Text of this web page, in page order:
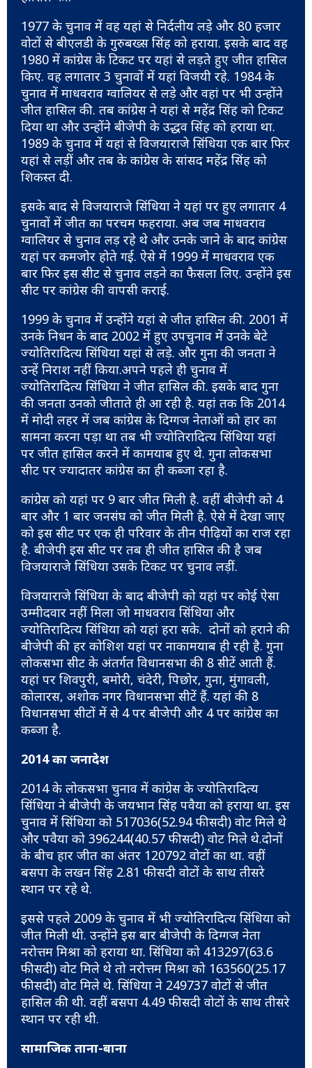
1977 के चुनाव में वह यहां से निर्दलीय लड़े और 80 हजार
वोटों से बीएलडी के गुरुबख्स सिंह को हराया. इसके बाद वह
1980 में कांग्रेस के टिकट पर यहां से लड़ते हुए जीत हासिल
किए. वह लगातार 3 चुनावों में यहां विजयी रहे. 1984 के
चुनाव में माधवराव ग्वालियर से लड़े और वहां पर भी उन्होंने
जीत हासिल की. तब कांग्रेस ने यहां से महेंद्र सिंह को टिकट
दिया था और उन्होंने बीजेपी के उद्धव सिंह को हराया था.
1989 के चुनाव में यहां से विजयाराजे सिंधिया एक बार फिर
यहां से लड़ीं और तब के कांग्रेस के सांसद महेंद्र सिंह को
शिकस्त दी.
इसके बाद से विजयाराजे सिंधिया ने यहां पर हुए लगातार 4
चुनावों में जीत का परचम फहराया. अब जब माधवराव
ग्वालियर से चुनाव लड़ रहे थे और उनके जाने के बाद कांग्रेस
यहां पर कमजोर होते गई. ऐसे में 1999 में माधवराव एक
बार फिर इस सीट से चुनाव लड़ने का फैसला लिए. उन्होंने इस
सीट पर कांग्रेस की वापसी कराई.
1999 के चुनाव में उन्होंने यहां से जीत हासिल की. 2001 में
उनके निधन के बाद 2002 में हुए उपचुनाव में उनके बेटे
ज्योतिरादित्य सिंधिया यहां से लड़े. और गुना की जनता ने
उन्हें निराश नहीं किया.अपने पहले ही चुनाव में
ज्योतिरादित्य सिंधिया ने जीत हासिल की. इसके बाद गुना
की जनता उनको जीताते ही आ रही है. यहां तक कि 2014
में मोदी लहर में जब कांग्रेस के दिग्गज नेताओं को हार का
सामना करना पड़ा था तब भी ज्योतिरादित्य सिंधिया यहां
पर जीत हासिल करने में कामयाब हुए थे. गुना लोकसभा
सीट पर ज्यादातर कांग्रेस का ही कब्जा रहा है.
कांग्रेस को यहां पर 9 बार जीत मिली है. वहीं बीजेपी को 4
बार और 1 बार जनसंघ को जीत मिली है. ऐसे में देखा जाए
को इस सीट पर एक ही परिवार के तीन पीढ़ियों का राज रहा
है. बीजेपी इस सीट पर तब ही जीत हासिल की है जब
विजयाराजे सिंधिया उसके टिकट पर चुनाव लड़ीं.
विजयाराजे सिंधिया के बाद बीजेपी को यहां पर कोई ऐसा
उम्मीदवार नहीं मिला जो माधवराव सिंधिया और
ज्योतिरादित्य सिंधिया को यहां हरा सके. दोनों को हराने की
बीजेपी की हर कोशिश यहां पर नाकामयाब ही रही है. गुना
लोकसभा सीट के अंतर्गत विधानसभा की 8 सीटें आती हैं.
यहां पर शिवपुरी, बमोरी, चंदेरी, पिछोर, गुना, मुंगावली,
कोलारस, अशोक नगर विधानसभा सीटें हैं. यहां की 8
विधानसभा सीटों में से 4 पर बीजेपी और 4 पर कांग्रेस का
कब्जा है.
2014 का जनादेश
2014 के लोकसभा चुनाव में कांग्रेस के ज्योतिरादित्य
सिंधिया ने बीजेपी के जयभान सिंह पवैया को हराया था. इस
चुनाव में सिंधिया को 517036(52.94 फीसदी) वोट मिले थे
और पवैया को 396244(40.57 फीसदी) वोट मिले थे.दोनों
के बीच हार जीत का अंतर 120792 वोटों का था. वहीं
बसपा के लखन सिंह 2.81 फीसदी वोटों के साथ तीसरे
स्थान पर रहे थे.
इससे पहले 2009 के चुनाव में भी ज्योतिरादित्य सिंधिया को
जीत मिली थी. उन्होंने इस बार बीजेपी के दिग्गज नेता
नरोत्तम मिश्रा को हराया था. सिंधिया को 413297(63.6
फीसदी) वोट मिले थे तो नरोत्तम मिश्रा को 163560(25.17
फीसदी) वोट मिले थे. सिंधिया ने 249737 वोटों से जीत
हासिल की थी. वहीं बसपा 4.49 फीसदी वोटों के साथ तीसरे
स्थान पर रही थी.
सामाजिक ताना-बाना